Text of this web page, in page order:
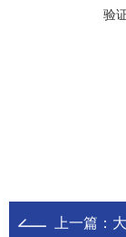
验
上一篇：